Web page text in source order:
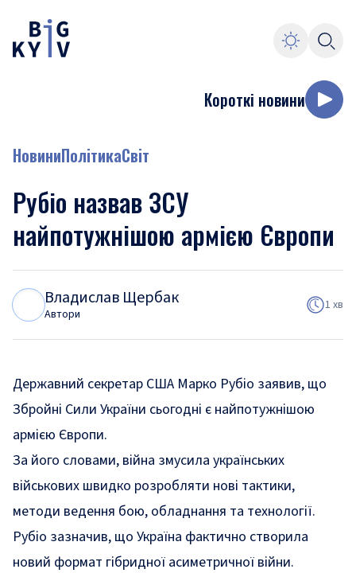
Короткі новини
НовиниПолітикаСвіт
Рубіо назвав ЗСУ
найпотужнішою армією Європи
Владислав Щербак
Автори
1 хв
Державний секретар США Марко Рубіо заявив, що
Збройні Сили України сьогодні є найпотужнішою
армією Європи.
За його словами, війна змусила українських
військових швидко розробляти нові тактики,
методи ведення бою, обладнання та технології.
Рубіо зазначив, що Україна фактично створила
новий формат гібридної асиметричної війни.